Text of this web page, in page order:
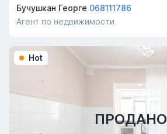
Бучушкан Георге 068111786
Агент по недвижимости
ПРОДАНО
Hot